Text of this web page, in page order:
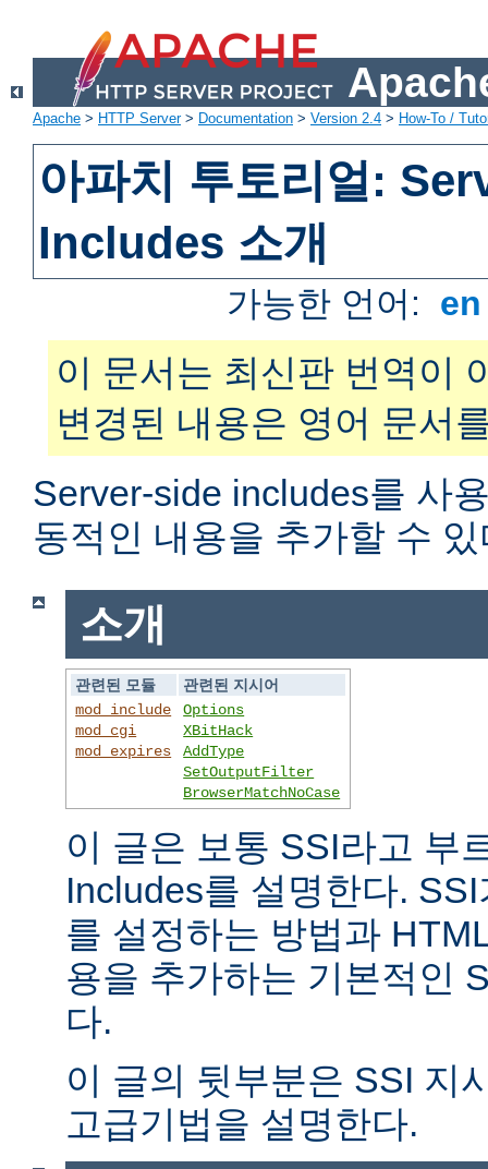
Apache > HTTP Server> Documentation > Version 2.4 > How-To /
아파치 투토리얼:
Includes 소개
가능한 언어:
이 문서는 최신판 번역이
변경된 내용은 영어 문서
Server-side includes를 사
동적인 내용을 추가할 수 있
소개
관련된 모듈
관련된 지시어
mod_include
mod_cgi
mod_expires
Options
XBitHack
AddType
SetOutputFilter
BrowserMatchNoCase
이 글은 보통 SSI라고 부
Includes를 설명한다.
를 설정하는 방법과
용을 추가하는 기본적인
다.
이 글의 뒷부분은 SSI 지
고급기법을 설명한다.